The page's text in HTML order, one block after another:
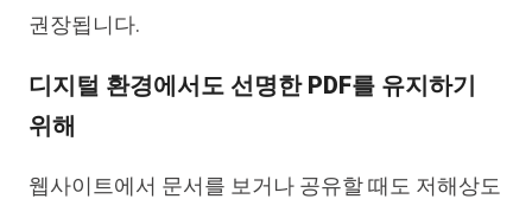
권장됩니다.
디지털 환경에서도 선명한 PDF를 유지하기
위해
웹사이트에서 문서를 보거나 공유할 때도 저해상도